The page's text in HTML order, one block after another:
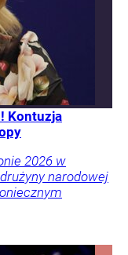
Kontuzja
2026 w
narodowej